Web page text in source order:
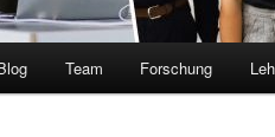
Team Forschung